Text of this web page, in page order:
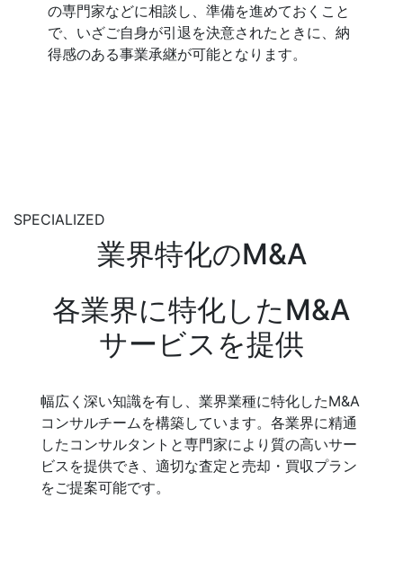
の専門家などに相談し、準備を進めておくこと
で、いざご自身が引退を決意されたときに、納
得感のある事業承継が可能となります。
SPECIALIZED
業界特化のM&A
各業界に特化したM&A
サービスを提供
幅広く深い知識を有し、業界業種に特化したM&A
コンサルチームを構築しています。各業界に精通
したコンサルタントと専門家により質の高いサー
ビスを提供でき、適切な査定と売却・買収プラン
をご提案可能です。